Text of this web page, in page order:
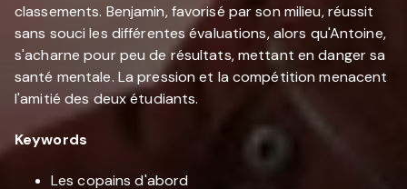
classements. Benjamin, favorisé par son milieu, réussit
sans souci les différentes évaluations, alors qu'Antoine,
s'acharne pour peu de résultats, mettant en danger sa
santé mentale. La pression et la compétition menacent
l'amitié des deux étudiants.
Keywords
Les copains d'abord